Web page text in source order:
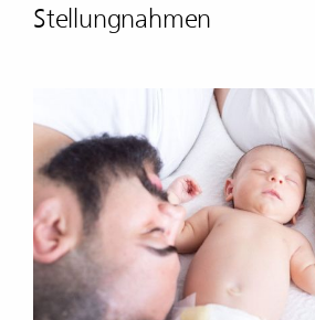
Stel­lung­nahmen